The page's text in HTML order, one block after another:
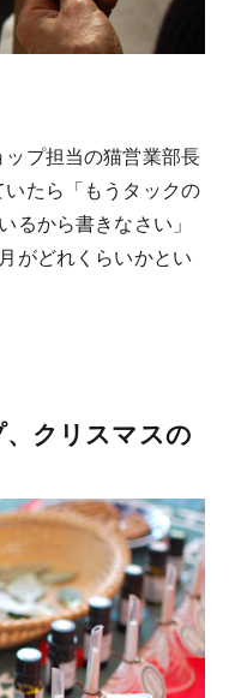
プ担当の猫営業部長
たら「もうタックの
るから書きなさい」
がどれくらいかとい
クリスマスの